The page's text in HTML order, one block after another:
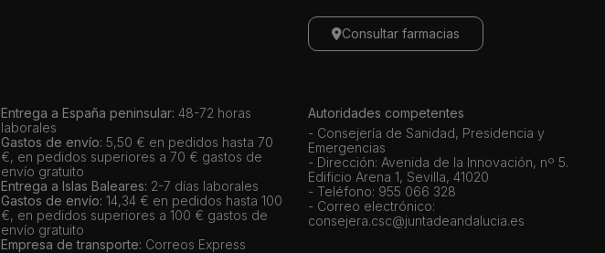
Consultar farmacias
Entrega a España peninsular: 48-72 horas
laborales
Gastos de envío: 5,50 € en pedidos hasta 70
€, en pedidos superiores a 70 € gastos de
envío gratuito
Entrega a Islas Baleares: 2-7 días laborales
Gastos de envío: 14,34 € en pedidos hasta 100
€, en pedidos superiores a 100 € gastos de
envío gratuito
Empresa de transporte: Correos Express
Autoridades competentes
- Consejería de Sanidad, Presidencia y
Emergencias
- Dirección: Avenida de la Innovación, nº 5.
Edificio Arena 1, Sevilla, 41020
- Teléfono: 955 066 328
- Correo electrónico:
consejera.csc@juntadeandalucia.es